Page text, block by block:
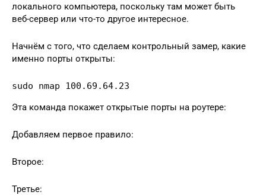
локального компьютера, поскольку там может быть
веб-сервер или что-то другое интересное.
Начнём с того, что сделаем контрольный замер, какие
именно порты открыты:
sudo nmap 100.69.64.23
Эта команда покажет открытые порты на роутере:
Добавляем первое правило:
Второе:
Третье: